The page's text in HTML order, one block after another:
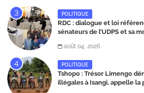
POLITIQUE
RDC : dialogue et loi
sénateurs de l’UDPS et sa
Matata
août 04, 2026
POLITIQUE
Tshopo : Trésor Limengo
illégales à Isangi, appelle la